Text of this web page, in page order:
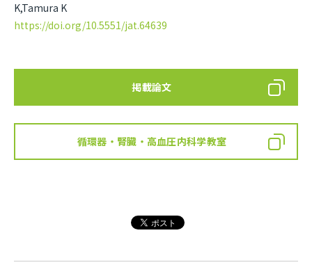
K,Tamura K
https://doi.org/10.5551/jat.64639
掲載論文
循環器・腎臓・高血圧内科学教室